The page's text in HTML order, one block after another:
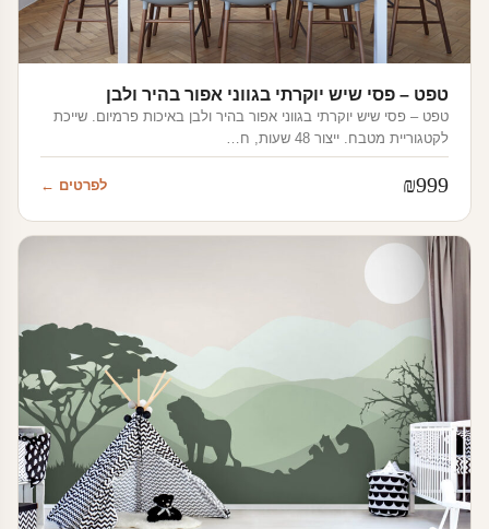
טפט – פסי שיש יוקרתי בגווני אפור בהיר ולבן
טפט – פסי שיש יוקרתי בגווני אפור בהיר ולבן באיכות פרמיום. שייכת
לקטגוריית מטבח. ייצור 48 שעות, ח…
₪999 לפרטים ←